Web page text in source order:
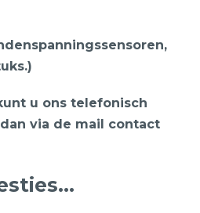
u ons telefonisch
via de mail contact